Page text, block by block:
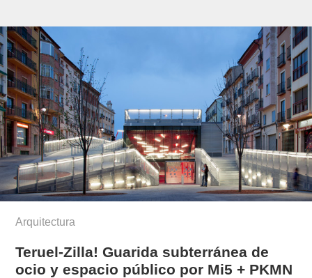
Arquitectura
Teruel-Zilla! Guarida subterránea de
ocio y espacio público por Mi5 + PKMN